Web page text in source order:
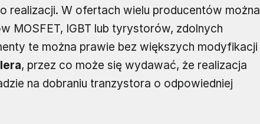
realizacji. W ofertach wielu producentów można
MOSFET, IGBT lub tyrystorów, zdolnych
te można prawie bez większych modyfikacji
, przez co może się wydawać, że realizacja
na dobraniu tranzystora o odpowiedniej